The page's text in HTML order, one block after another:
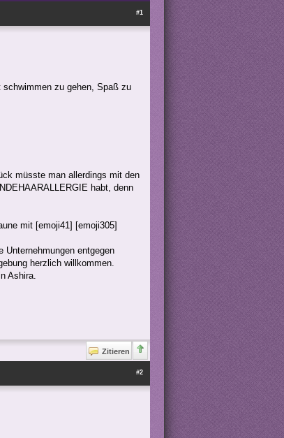
#1
zu gehen, Spaß zu
müsste man allerdings mit den
habt, denn
mit [emoji41] [emoji305]
Unternehmungen entgegen
herzlich willkommen.
Ashira.
Zitieren
#2